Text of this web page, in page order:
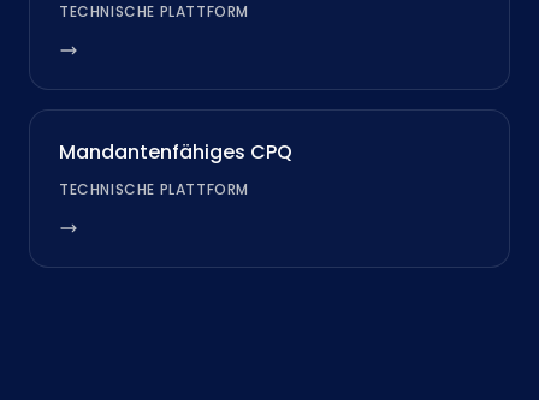
TECHNISCHE PLATTFORM
Mandantenfähiges CPQ
TECHNISCHE PLATTFORM